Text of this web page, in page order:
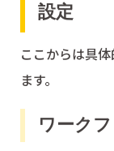
設定
ここからは具
ます。
ワーク